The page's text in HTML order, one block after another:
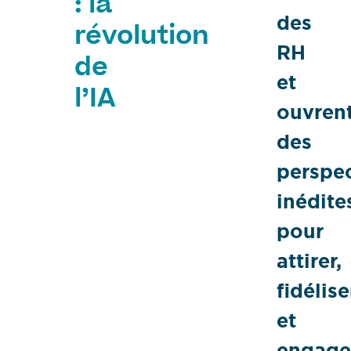
: la
révolution
de
l’IA
des
RH
et
des
pour
attirer,
et